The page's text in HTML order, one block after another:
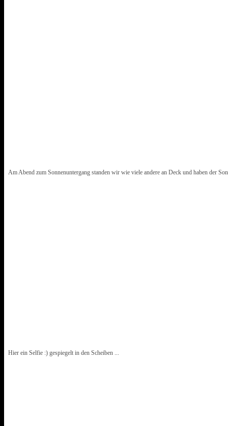
Am Abend zum Sonnenuntergang standen wir wie viele andere an Deck und haben der
Hier ein Selfie :) gespiegelt in den Scheiben ...